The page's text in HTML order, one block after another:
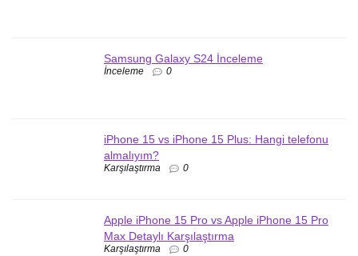
Samsung Galaxy S24 İnceleme
İnceleme 0
iPhone 15 vs iPhone 15 Plus: Hangi telefonu
almalıyım?
Karşılaştırma 0
Apple iPhone 15 Pro vs Apple iPhone 15 Pro
Max Detaylı Karşılaştırma
Karşılaştırma 0